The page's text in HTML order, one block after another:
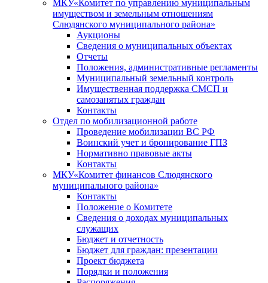
МКУ«Комитет по управлению муниципальным
имуществом и земельным отношениям
Слюдянского муниципального района»
Аукционы
Сведения о муниципальных объектах
Отчеты
Положения, административные регламенты
Муниципальный земельный контроль
Имущественная поддержка СМСП и
самозанятых граждан
Контакты
Отдел по мобилизационной работе
Проведение мобилизации ВС РФ
Воинский учет и бронирование ГПЗ
Нормативно правовые акты
Контакты
МКУ«Комитет финансов Слюдянского
муниципального района»
Контакты
Положение о Комитете
Сведения о доходах муниципальных
служащих
Бюджет и отчетность
Бюджет для граждан: презентации
Проект бюджета
Порядки и положения